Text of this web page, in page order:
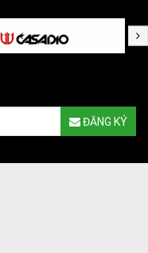
ĐĂNG KÝ